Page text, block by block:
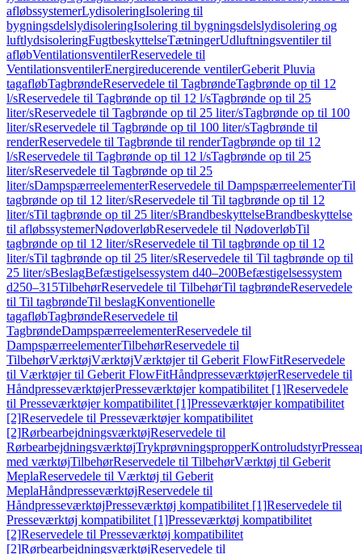
afløbssystemerLydisoleringIsolering til
bygningsdelslydisoleringIsolering til bygningsdelslydisolering og
luftlydsisoleringFugtbeskyttelseTætningerUdluftningsventiler til
afløbVentilationsventilerReservedele til
VentilationsventilerEnergireducerende ventilerGeberit Pluvia
tagafløbTagbrøndeReservedele til TagbrøndeTagbrønde op til 12
l/sReservedele til Tagbrønde op til 12 l/sTagbrønde op til 25
liter/sReservedele til Tagbrønde op til 25 liter/sTagbrønde op til 100
liter/sReservedele til Tagbrønde op til 100 liter/sTagbrønde til
renderReservedele til Tagbrønde til renderTagbrønde op til 12
l/sReservedele til Tagbrønde op til 12 l/sTagbrønde op til 25
liter/sReservedele til Tagbrønde op til 25
liter/sDampspærreelementerReservedele til DampspærreelementerTil
tagbrønde op til 12 liter/sReservedele til Til tagbrønde op til 12
liter/sTil tagbrønde op til 25 liter/sBrandbeskyttelseBrandbeskyttelse
til afløbssystemerNødoverløbReservedele til NødoverløbTil
tagbrønde op til 12 liter/sReservedele til Til tagbrønde op til 12
liter/sTil tagbrønde op til 25 liter/sReservedele til Til tagbrønde op til
25 liter/sBeslagBefæstigelsessystem d40–200Befæstigelsessystem
d250–315TilbehørReservedele til TilbehørTil tagbrøndeReservedele
til Til tagbrøndeTil beslagKonventionelle
tagafløbTagbrøndeReservedele til
TagbrøndeDampspærreelementerReservedele til
DampspærreelementerTilbehørReservedele til
TilbehørVærktøjVærktøjVærktøjer til Geberit FlowFitReservedele
til Værktøjer til Geberit FlowFitHåndpresseværktøjerReservedele til
HåndpresseværktøjerPresseværktøjer kompatibilitet [1]Reservedele
til Presseværktøjer kompatibilitet [1]Presseværktøjer kompatibilitet
[2]Reservedele til Presseværktøjer kompatibilitet
[2]RørbearbejdningsværktøjReservedele til
RørbearbejdningsværktøjTrykprøvningspropperKontroludstyr
med værktøjTilbehørReservedele til TilbehørVærktøj til Geberit
MeplaReservedele til Værktøj til Geberit
MeplaHåndpresseværktøjReservedele til
HåndpresseværktøjPresseværktøj kompatibilitet [1]Reservedele til
Presseværktøj kompatibilitet [1]Presseværktøj kompatibilitet
[2]Reservedele til Presseværktøj kompatibilitet
[2]RørbearbejdningsværktøjReservedele til